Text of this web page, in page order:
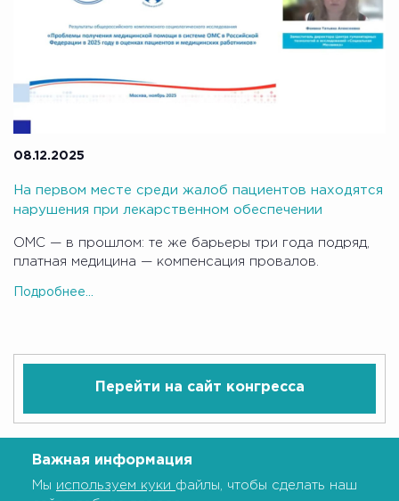
08.12.2025
На первом месте среди жалоб пациентов находятся
нарушения при лекарственном обеспечении
ОМС — в прошлом: те же барьеры три года подряд,
платная медицина — компенсация провалов.
Подробнее...
Перейти на сайт конгресса
Важная информация
Мы используем куки файлы, чтобы сделать наш